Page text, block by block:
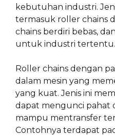
kebutuhan industri.
termasuk roller chains
chains berdiri bebas,
untuk industri tertentu.
Roller chains dengan
dalam mesin yang
yang kuat. Jenis ini
dapat mengunci pahat
mampu mentransfer
Contohnya terdapat